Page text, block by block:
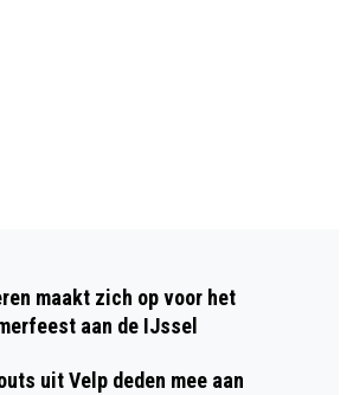
DE WEEK: PIM
CV. DE
ONTHULD: PRINS RON
CARLA
maakt zich op voor het
aan de IJssel
uit Velp deden mee aan